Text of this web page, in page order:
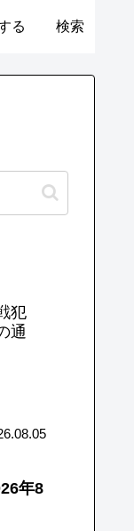
る 検索
犯
通
年8